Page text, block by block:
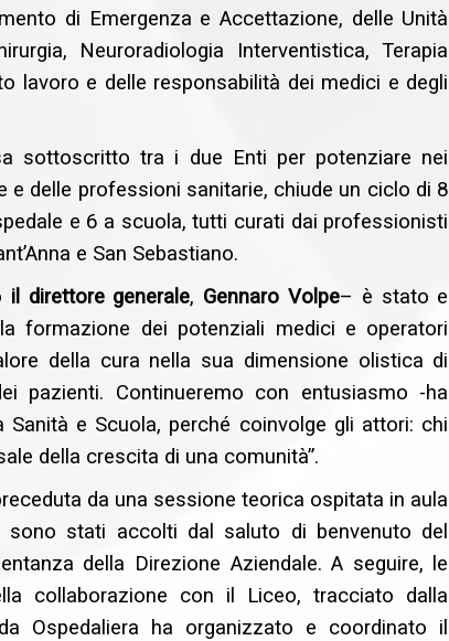
di Emergenza e Accettazione, delle Unità
Neuroradiologia Interventistica, Terapia
lavoro e delle responsabilità dei medici e degli
sottoscritto tra i due Enti per potenziare nei
delle professioni sanitarie, chiude un ciclo di 8
e 6 a scuola, tutti curati dai professionisti
e San Sebastiano.
il direttore generale, Gennaro Volpe– è stato e
formazione dei potenziali medici e operatori
della cura nella sua dimensione olistica di
pazienti. Continueremo con entusiasmo -ha
e Scuola, perché coinvolge gli attori: chi
della crescita di una comunità”.
da una sessione teorica ospitata in aula
sono stati accolti dal saluto di benvenuto del
della Direzione Aziendale. A seguire, le
collaborazione con il Liceo, tracciato dalla
Ospedaliera ha organizzato e coordinato il